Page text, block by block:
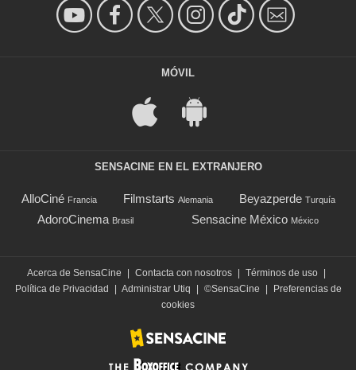
MÓVIL
SENSACINE EN EL EXTRANJERO
AlloCiné Francia Filmstarts Alemania Beyazperde Turquía
AdoroCinema Brasil Sensacine México México
Acerca de SensaCine | Contacta con nosotros | Términos de uso |
Política de Privacidad
| Administrar Utiq | ©SensaCine |
Preferencias de
cookies